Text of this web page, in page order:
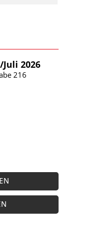
​Juli 2026
216